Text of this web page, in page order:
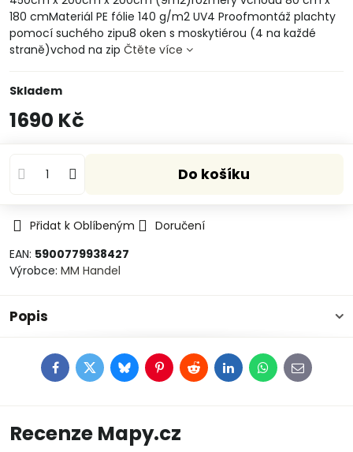
180 cmMateriál PE fólie 140 g/m2 UV4 Proofmontáž plachty
pomocí suchého zipu8 oken s moskytiérou (4 na každé
straně)vchod na zip Čtěte více
Skladem
1690 Kč
Do košíku
Přidat k Oblíbeným
Doručení
EAN: 5900779938427
Výrobce: MM Handel
Popis
FacebookTwitterBlueskyPinterestRedditLinkedInWhatsApp
E-
mail
Recenze Mapy.cz